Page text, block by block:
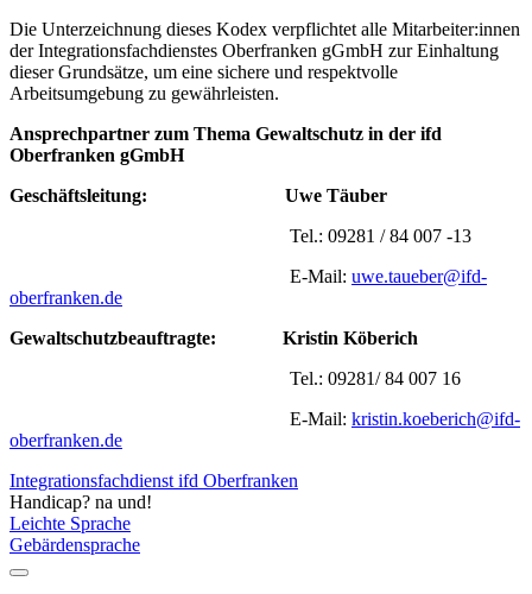
Die Unterzeichnung dieses Kodex verpflichtet alle Mitarbeiter:innen
der Integrationsfachdienstes Oberfranken gGmbH zur Einhaltung
dieser Grundsätze, um eine sichere und respektvolle
Arbeitsumgebung zu gewährleisten.
Ansprechpartner zum Thema Gewaltschutz in der ifd
Oberfranken gGmbH
Geschäftsleitung:
Uwe Täuber
Tel.: 09281 / 84 007 -13
E-Mail: uwe.taueber@ifd-
oberfranken.de
Gewaltschutzbeauftragte:
Kristin Köberich
Tel.: 09281/ 84 007 16
E-Mail: kristin.koeberich@ifd-
oberfranken.de
Integrationsfachdienst ifd Oberfranken
Handicap? na und!
Leichte Sprache
Gebärdensprache